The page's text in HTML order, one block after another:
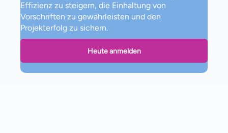
Effizienz zu steigern, die Einhaltung von
Vorschriften zu gewährleisten und den
Projekterfolg zu sichern.
Heute anmelden